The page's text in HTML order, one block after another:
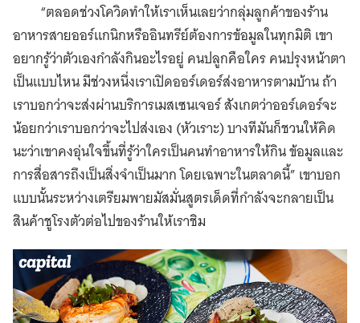
“ตลอดช่วงโควิดทำให้เราเห็นเลยว่ากลุ่มลูกค้าของร้าน
อาหารสายออร์แกนิกหรืออินทรีย์ต้องการข้อมูลในทุกมิติ เขา
อยากรู้ว่าตัวเองกำลังกินอะไรอยู่ คนปลูกคือใคร คนปรุงหน้าตา
เป็นแบบไหน มีช่วงหนึ่งเราเปิดออร์เดอร์ส่งอาหารตามบ้าน ถ้า
เราบอกว่าจะส่งผ่านบริการเมสเซนเจอร์ สังเกตว่าออร์เดอร์จะ
น้อยกว่าเราบอกว่าจะไปส่งเอง (หัวเราะ) บางทีมันก็ชวนให้คิด
นะว่าเขาคงอุ่นใจขึ้นที่รู้ว่าใครเป็นคนทำอาหารให้กิน ข้อมูลและ
การสื่อสารถึงเป็นสิ่งจำเป็นมาก โดยเฉพาะในตลาดนี้” เขาบอก
แบบนั้นระหว่างเตรียมพายมัสมั่นสูตรเด็ดที่กำลังจะกลายเป็น
สินค้าชูโรงตัวต่อไปของร้านให้เราชิม